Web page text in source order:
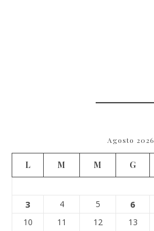
Agosto 2026
L M M G
3 4 5 6
10
11 12 13